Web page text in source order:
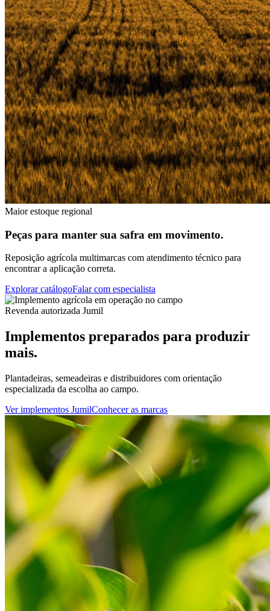
Maior estoque regional
Peças para manter sua safra em movimento.
Reposição agrícola multimarcas com atendimento técnico para
encontrar a aplicação correta.
Explorar catálogoFalar com especialista
Revenda autorizada Jumil
Implementos preparados para produzir
mais.
Plantadeiras, semeadeiras e distribuidores com orientação
especializada da escolha ao campo.
Ver implementos JumilConhecer as marcas